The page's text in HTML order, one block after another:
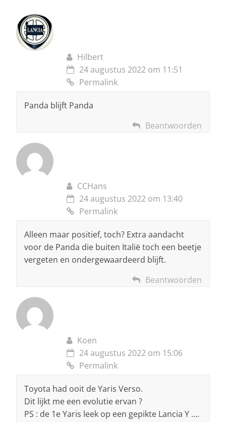
Hilbert
24 augustus 2022 om 11:51
Permalink
Panda blijft Panda
Beantwoorden
CCHans
24 augustus 2022 om 13:40
Permalink
Alleen maar positief, toch? Extra aandacht
voor de Panda die buiten Italië toch een beetje
vergeten en ondergewaardeerd blijft.
Beantwoorden
Koen
24 augustus 2022 om 15:06
Permalink
Toyota had ooit de Yaris Verso.
Dit lijkt me een evolutie ervan ?
PS : de 1e Yaris leek op een gepikte Lancia Y ….